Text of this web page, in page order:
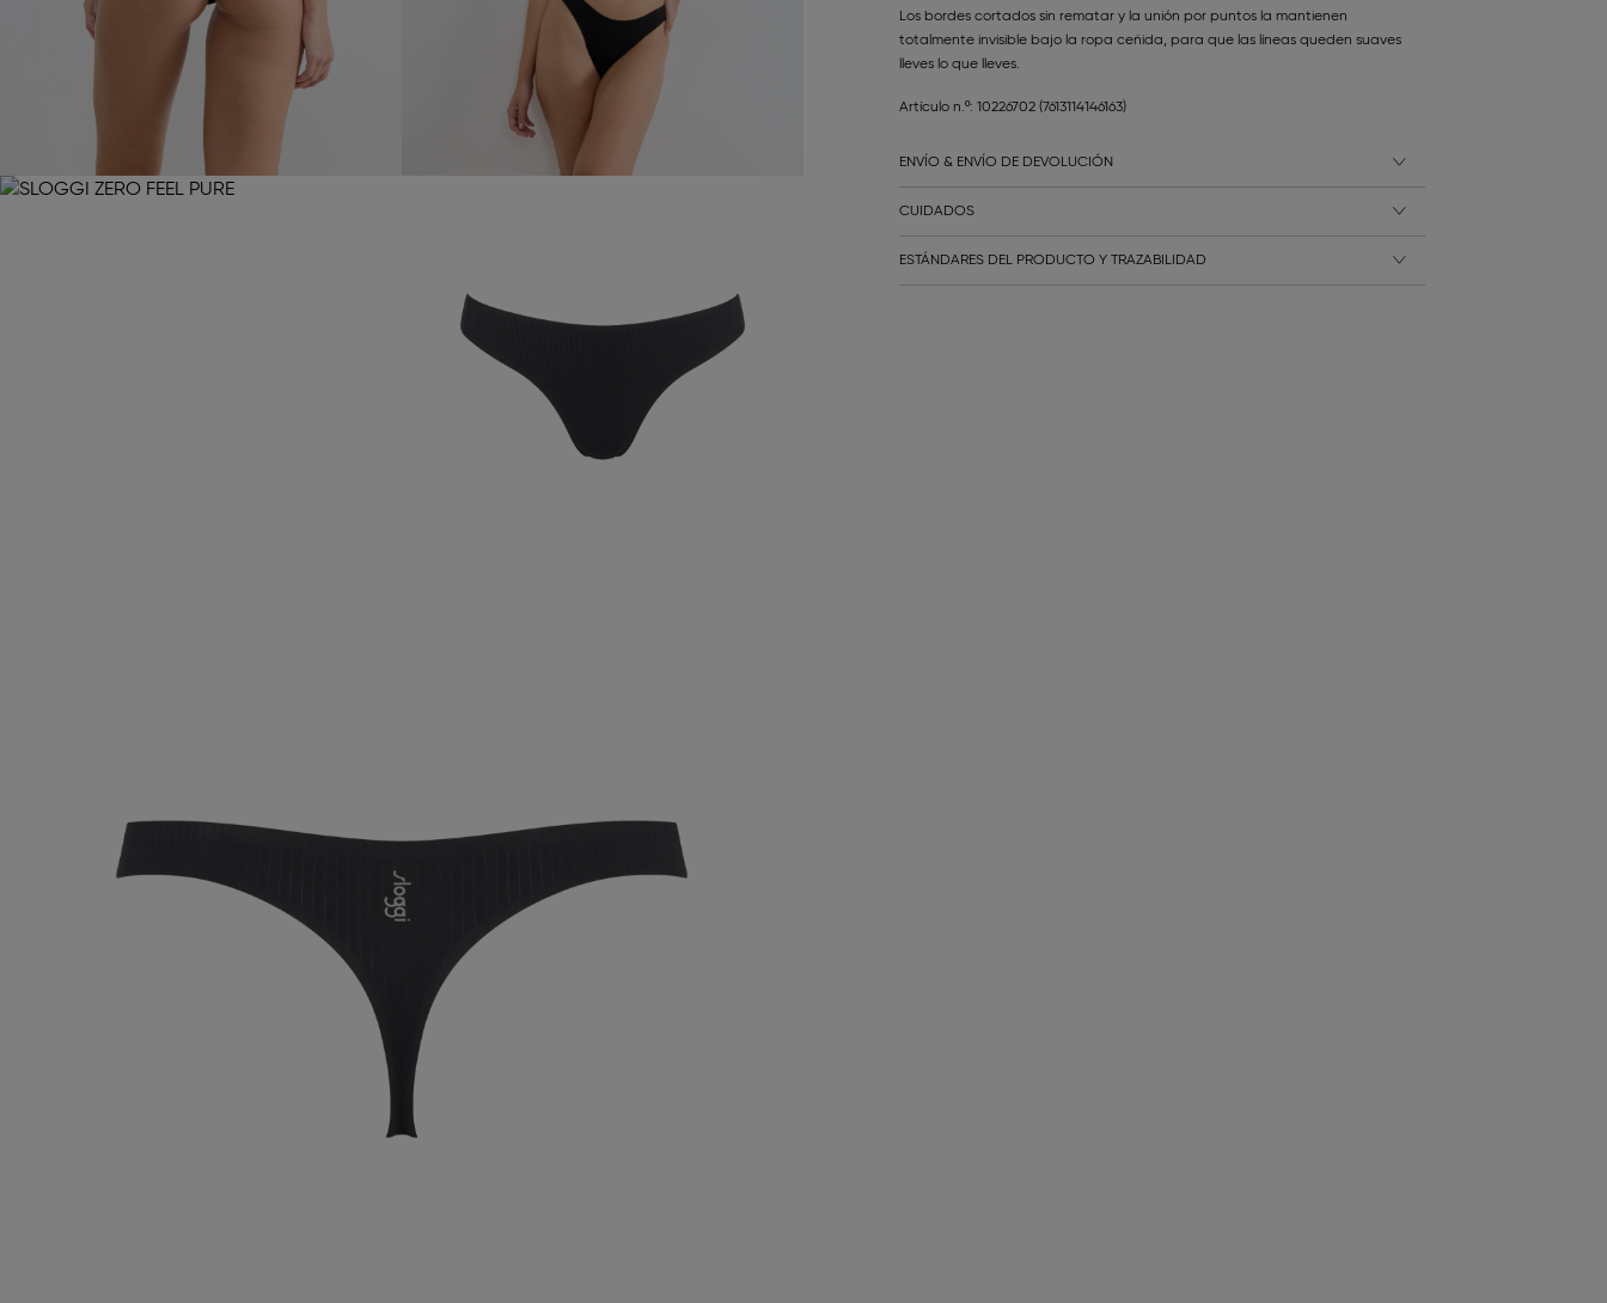
Los bordes cortados sin rematar y la unión por puntos la mantienen
totalmente invisible bajo la ropa ceñida, para que las líneas queden suaves
lleves lo que lleves.
Artículo n.º: 10226702 (7613114146163)
ENVÍO & ENVÍO DE DEVOLUCIÓN
CUIDADOS
ESTÁNDARES DEL PRODUCTO Y TRAZABILIDAD